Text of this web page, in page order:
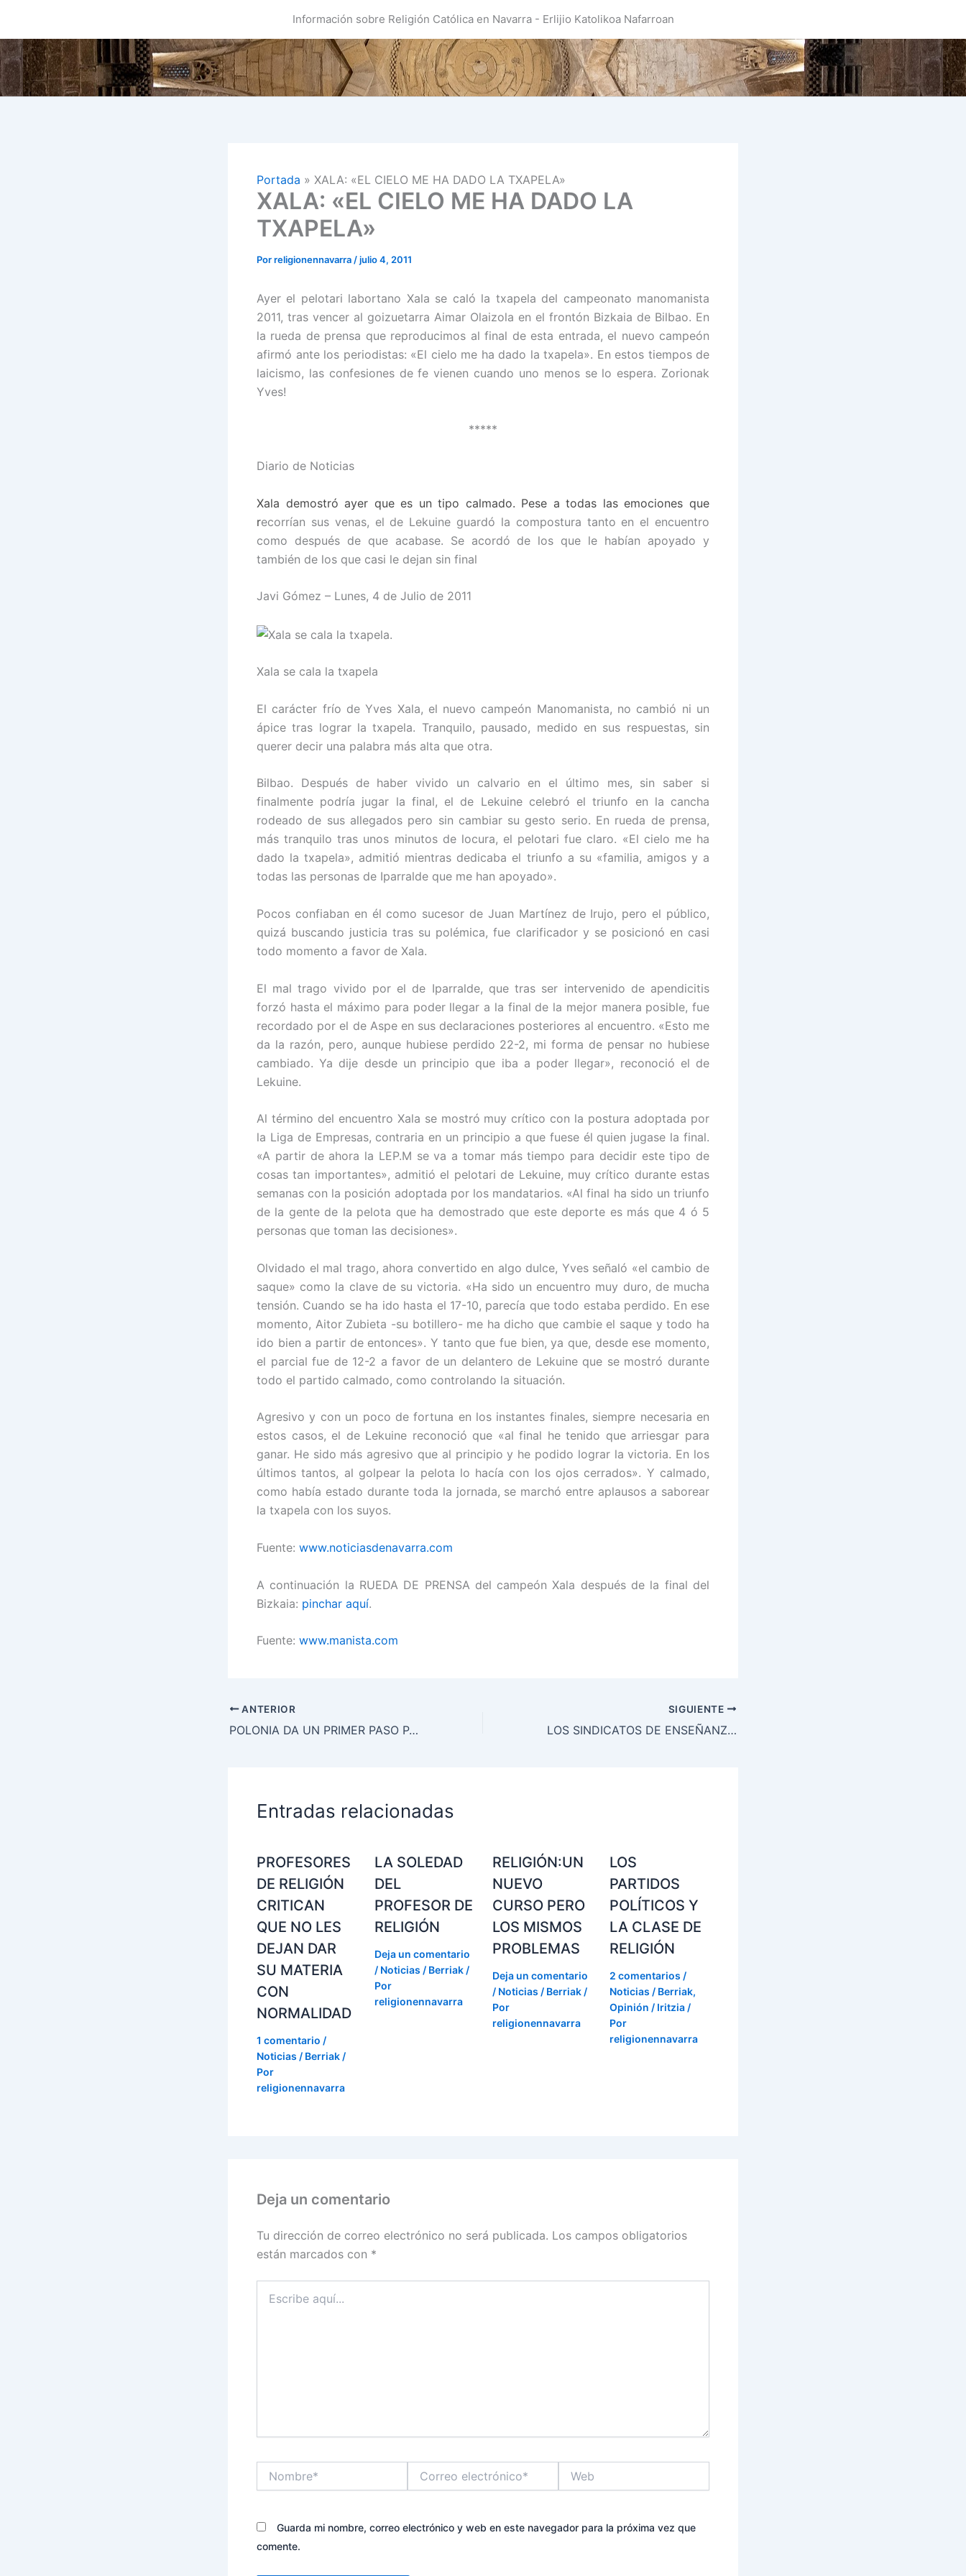
contenido
Información sobre Religión Católica en Navarra - Erlijio Katolikoa Nafarroan
Portada » XALA: «EL CIELO ME HA DADO LA TXAPELA»
XALA: «EL CIELO ME HA DADO LA
TXAPELA»
Porreligionennavarra /julio 4, 2011
Ayer el pelotari labortano Xala se caló la txapela del campeonato manomanista
2011, tras vencer al goizuetarra Aimar Olaizola en el frontón Bizkaia de Bilbao. En
la rueda de prensa que reproducimos al final de esta entrada, el nuevo campeón
afirmó ante los periodistas: «El cielo me ha dado la txapela». En estos tiempos de
laicismo, las confesiones de fe vienen cuando uno menos se lo espera. Zorionak
Yves!
*****
Diario de Noticias
Xala demostró ayer que es un tipo calmado. Pese a todas las emociones que
recorrían sus venas, el de Lekuine guardó la compostura tanto en el encuentro
como después de que acabase. Se acordó de los que le habían apoyado y
también de los que casi le dejan sin final
Javi Gómez – Lunes, 4 de Julio de 2011
Xala se cala la txapela
El carácter frío de Yves Xala, el nuevo campeón Manomanista, no cambió ni un
ápice tras lograr la txapela. Tranquilo, pausado, medido en sus respuestas, sin
querer decir una palabra más alta que otra.
Bilbao. Después de haber vivido un calvario en el último mes, sin saber si
finalmente podría jugar la final, el de Lekuine celebró el triunfo en la cancha
rodeado de sus allegados pero sin cambiar su gesto serio. En rueda de prensa,
más tranquilo tras unos minutos de locura, el pelotari fue claro. «El cielo me ha
dado la txapela», admitió mientras dedicaba el triunfo a su «familia, amigos y a
todas las personas de Iparralde que me han apoyado».
Pocos confiaban en él como sucesor de Juan Martínez de Irujo, pero el público,
quizá buscando justicia tras su polémica, fue clarificador y se posicionó en casi
todo momento a favor de Xala.
El mal trago vivido por el de Iparralde, que tras ser intervenido de apendicitis
forzó hasta el máximo para poder llegar a la final de la mejor manera posible, fue
recordado por el de Aspe en sus declaraciones posteriores al encuentro. «Esto me
da la razón, pero, aunque hubiese perdido 22-2, mi forma de pensar no hubiese
cambiado. Ya dije desde un principio que iba a poder llegar», reconoció el de
Lekuine.
Al término del encuentro Xala se mostró muy crítico con la postura adoptada por
la Liga de Empresas, contraria en un principio a que fuese él quien jugase la final.
«A partir de ahora la LEP.M se va a tomar más tiempo para decidir este tipo de
cosas tan importantes», admitió el pelotari de Lekuine, muy crítico durante estas
semanas con la posición adoptada por los mandatarios. «Al final ha sido un triunfo
de la gente de la pelota que ha demostrado que este deporte es más que 4 ó 5
personas que toman las decisiones».
Olvidado el mal trago, ahora convertido en algo dulce, Yves señaló «el cambio de
saque» como la clave de su victoria. «Ha sido un encuentro muy duro, de mucha
tensión. Cuando se ha ido hasta el 17-10, parecía que todo estaba perdido. En ese
momento, Aitor Zubieta -su botillero- me ha dicho que cambie el saque y todo ha
ido bien a partir de entonces». Y tanto que fue bien, ya que, desde ese momento,
el parcial fue de 12-2 a favor de un delantero de Lekuine que se mostró durante
todo el partido calmado, como controlando la situación.
Agresivo y con un poco de fortuna en los instantes finales, siempre necesaria en
estos casos, el de Lekuine reconoció que «al final he tenido que arriesgar para
ganar. He sido más agresivo que al principio y he podido lograr la victoria. En los
últimos tantos, al golpear la pelota lo hacía con los ojos cerrados». Y calmado,
como había estado durante toda la jornada, se marchó entre aplausos a saborear
la txapela con los suyos.
Fuente: www.noticiasdenavarra.com
A continuación la RUEDA DE PRENSA del campeón Xala después de la final del
Bizkaia: pinchar aquí.
Fuente: www.manista.com
ANTERIOR
POLONIA DA UN PRIMER PASO PARA LA ILEGALIZACIÓN TOTAL DEL ABORTO SOLICITADA POR LA SOCIEDAD CIVIL
SIGUIENTE
LOS SINDICATOS DE ENSEÑANZA PIDEN A UPN-PSN ANULAR LOS RECORTES
Entradas relacionadas
PROFESORES
DE RELIGIÓN
CRITICAN
QUE NO LES
DEJAN DAR
SU MATERIA
CON
NORMALIDAD
1 comentario /
Noticias / Berriak /
Por
religionennavarra
LA SOLEDAD
DEL
PROFESOR DE
RELIGIÓN
Deja un comentario
/ Noticias / Berriak/
Por
religionennavarra
RELIGIÓN:UN
NUEVO
CURSO PERO
LOS MISMOS
PROBLEMAS
Deja un comentario
/ Noticias / Berriak/
Por
religionennavarra
LOS
PARTIDOS
POLÍTICOS Y
LA CLASE DE
RELIGIÓN
2 comentarios /
Noticias / Berriak,
Opinión / Iritzia /
Por
religionennavarra
Deja un comentario
Tu dirección de correo electrónico no será publicada. Los campos obligatorios
están marcados con *
aquí...
electrónico*
Guarda mi nombre, correo electrónico y web en este navegador para la próxima vez que
comente.